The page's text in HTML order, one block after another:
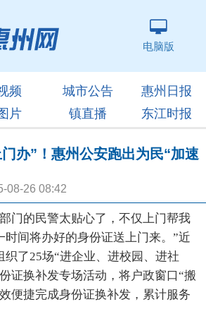
电脑版
频 城市公告
惠州日报
片 镇直播 东江时报
办”！惠州公安跑出为民“加速
26 08:42
的民警太贴心了，不仅上门帮我
时间将办好的身份证送上门来。”近
织了25场“进企业、进校园、进社
证换补发专场活动，将户政窗口“搬
便捷完成身份证换补发，累计服务